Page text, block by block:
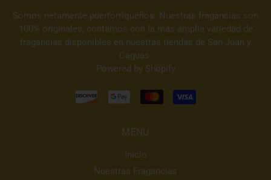
Somos netamente puertorriqueños. Nuestras fragancias son
100% originales, contamos con la mas amplia variedad de
fragancias disponibles en nuestras tiendas de San Juan y
Caguas.
Powered by Shopify
MENU
Inicio
Nuestras Fragancias